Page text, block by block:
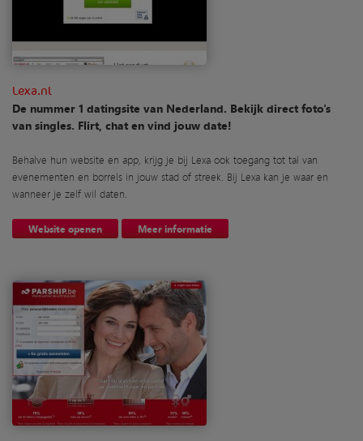
Lexa.nl
De nummer 1 datingsite van Nederland. Bekijk direct foto's
van singles. Flirt, chat en vind jouw date!
Behalve hun website en app, krijg je bij Lexa ook toegang tot tal van
evenementen en borrels in jouw stad of streek. Bij Lexa kan je waar en
wanneer je zelf wil daten.
Website openen Meer informatie